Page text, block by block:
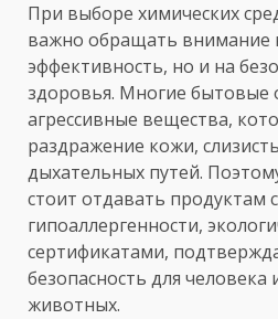
При выборе химических
важно обращать внимание
эффективность, но и на
здоровья. Многие бытовые
агрессивные вещества,
раздражение кожи,
дыхательных путей.
стоит отдавать продуктам
гипоаллергенности,
сертификатами,
безопасность для
животных.